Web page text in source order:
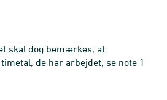
skal dog bemærkes, at
de har arbejdet, se note 1